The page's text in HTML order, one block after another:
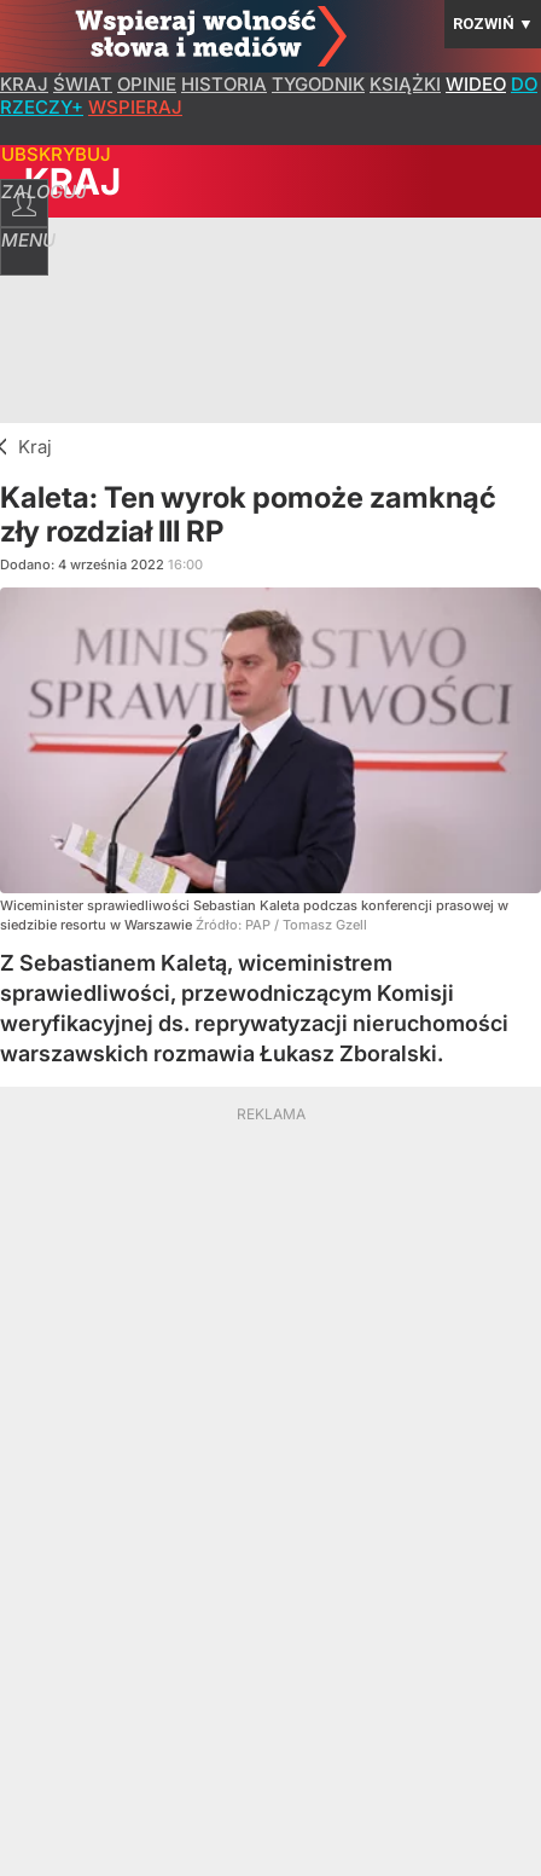
ROZWIŃ ▼
KRAJ ŚWIAT OPINIE HISTORIA TYGODNIK KSIĄŻKI WIDEO DO
RZECZY+ WSPIERAJ
ZALOGUJ
MENU
KRAJ
Kraj
Kaleta: Ten wyrok pomoże zamknąć
zły rozdział III RP
Dodano: 4 września 2022 16:00
Wiceminister sprawiedliwości Sebastian Kaleta podczas konferencji prasowej w
siedzibie resortu w Warszawie Źródło: PAP / Tomasz Gzell
Z Sebastianem Kaletą, wiceministrem
sprawiedliwości, przewodniczącym Komisji
weryfikacyjnej ds. reprywatyzacji nieruchomości
warszawskich rozmawia Łukasz Zboralski.